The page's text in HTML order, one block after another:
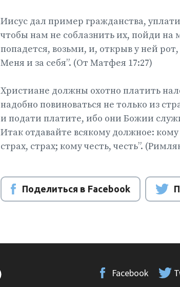
Иисус дал пример гражданства,
чтобы нам не соблазнить их, пойди на
попадется, возьми, и, открыв у ней
Меня и за себя”. (От Матфея 17:27)
Христиане должны охотно платить
надобно повиноваться не только из
и подати платите, ибо они Божии
Итак отдавайте всякому должное:
страх, страх; кому честь, честь”.
Поделиться в Facebook
Facebook